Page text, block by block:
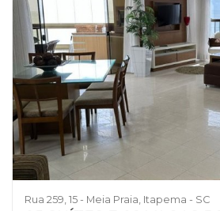
Rua 259, 15 - Meia Praia, Itapema - SC